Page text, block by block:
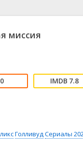
🎒 Приключения
🧝‍♂️ Фэнтези
миссия
0 7.8
ГолливудСериалы